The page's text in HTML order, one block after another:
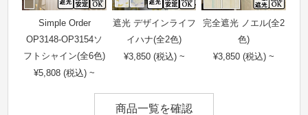
Simple Order
OP3148-OP3154ソ
フトシャイン(全6色)
¥5,808 (税込) ~
遮光 デザインライフ
イハナ(全2色)
¥3,850 (税込) ~
完全遮光 ノエル(全2
色)
¥3,850 (税込) ~
商品一覧を確認